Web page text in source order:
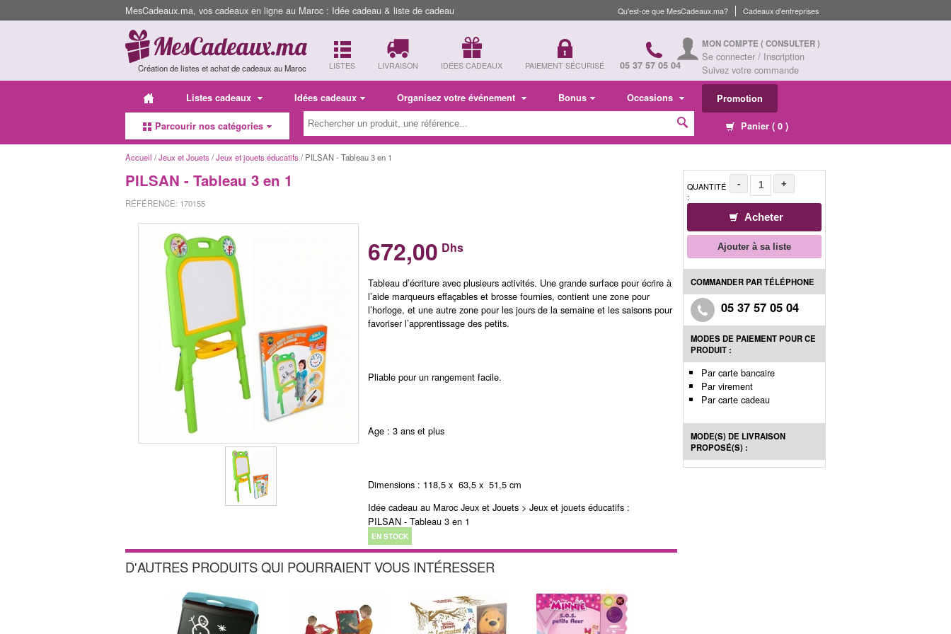
MesCadeaux.ma, vos cadeaux en ligne au Maroc : Idée cadeau & liste de cadeau Cadeaux d'entreprises
Qu'est-ce que MesCadeaux.ma?
Création de listes et achat de cadeaux au Maroc LISTES LIVRAISON IDÉES CADEAUX PAIEMENT SÉCURISÉ 05 37 57 05 04
MON COMPTE ( CONSULTER )
Se connecter / Inscription
Suivez votre commande
Listes cadeaux Idées cadeaux Organisez votre événement Bonus Occasions Promotion
Parcourir nos catégories Panier ( 0 )
Accueil /Jeux et Jouets /Jeux et jouets éducatifs / PILSAN - Tableau 3 en 1
PILSAN - Tableau 3 en 1
RÉFÉRENCE: 170155
672,00 Dhs
Tableau d’écriture avec plusieurs activités. Une grande surface pour écrire à
l’aide marqueurs effaçables et brosse fournies, contient une zone pour
l’horloge, et une autre zone pour les jours de la semaine et les saisons pour
favoriser l’apprentissage des petits.
Pliable pour un rangement facile.
Age : 3 ans et plus
Dimensions : 118,5 x 63,5 x 51,5 cm
Idée cadeau au Maroc Jeux et Jouets > Jeux et jouets éducatifs :
PILSAN - Tableau 3 en 1
EN STOCK
D'AUTRES PRODUITS QUI POURRAIENT VOUS INTÉRESSER
QUANTITÉ
:
- +
Acheter
Ajouter à sa liste
COMMANDER PAR TÉLÉPHONE
05 37 57 05 04
MODES DE PAIEMENT POUR CE
PRODUIT :
Par carte bancaire
Par virement
Par carte cadeau
MODE(S) DE LIVRAISON
PROPOSÉ(S) :